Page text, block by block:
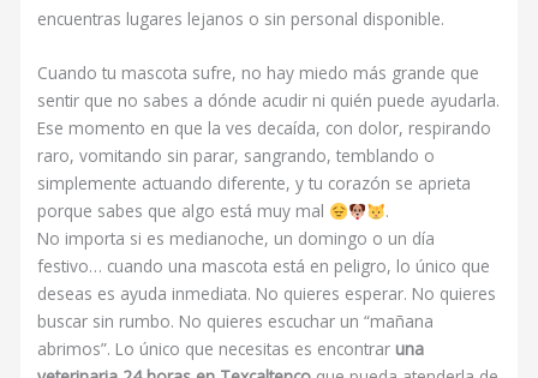
encuentras lugares lejanos o sin personal disponible.
Cuando tu mascota sufre, no hay miedo más grande que
sentir que no sabes a dónde acudir ni quién puede ayudarla.
Ese momento en que la ves decaída, con dolor, respirando
raro, vomitando sin parar, sangrando, temblando o
simplemente actuando diferente, y tu corazón se aprieta
porque sabes que algo está muy mal
.
No importa si es medianoche, un domingo o un día
festivo… cuando una mascota está en peligro, lo único que
deseas es ayuda inmediata. No quieres esperar. No quieres
buscar sin rumbo. No quieres escuchar un “mañana
abrimos”. Lo único que necesitas es encontrar una